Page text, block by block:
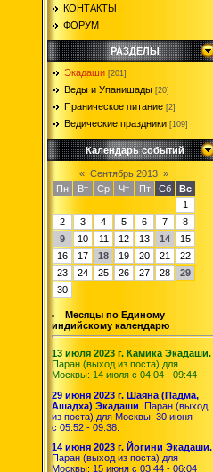
КОНТАКТЫ
ФОРУМ
РАЗДЕЛЫ
Экадаши [201]
Веды и Упанишады [20]
Праническое питание [2]
Ведические праздники [109]
Календарь событий
« Сентябрь 2013 »
Пн
Вт Ср Чт Пт Сб
Вс
1
2
3 4 5 6 7
8
9
10 11 12 13 14
15
16
17 18 19 20 21
22
23
24 25 26 27 28
29
30
Месяцы по Единому
индийскому календарю
13 июля 2023 г. Камика Экадаши.
Паран (выход из поста) для
Москвы: 14 июля с 04:04 - 09:44
29 июня 2023 г. Шаяна (Падма,
Ашадха) Экадаши . Паран (выход
из поста) для Москвы: 30 июня
с 05:52 - 09:38.
14 июня 2023 г. Йогини Экадаши.
Паран (выход из поста) для
Москвы: 15 июня с 03:44 - 06:04